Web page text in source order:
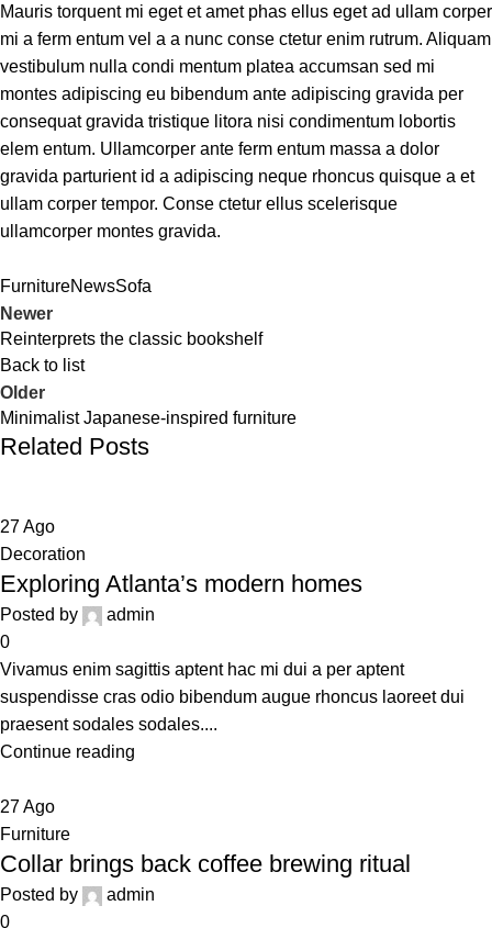
Mauris torquent mi eget et amet phas ellus eget ad ullam corper
mi a ferm entum vel a a nunc conse ctetur enim rutrum. Aliquam
vestibulum nulla condi mentum platea accumsan sed mi
montes adipiscing eu bibendum ante adipiscing gravida per
consequat gravida tristique litora nisi condimentum lobortis
elem entum. Ullamcorper ante ferm entum massa a dolor
gravida parturient id a adipiscing neque rhoncus quisque a et
ullam corper tempor. Conse ctetur ellus scelerisque
ullamcorper montes gravida.
FurnitureNewsSofa
Newer
Reinterprets the classic bookshelf
Back to list
Older
Minimalist Japanese-inspired furniture
Related Posts
27Ago
Decoration
Exploring Atlanta’s modern homes
Posted by
admin
0
Vivamus enim sagittis aptent hac mi dui a per aptent
suspendisse cras odio bibendum augue rhoncus laoreet dui
praesent sodales sodales....
Continue reading
27Ago
Furniture
Collar brings back coffee brewing ritual
Posted by
admin
0